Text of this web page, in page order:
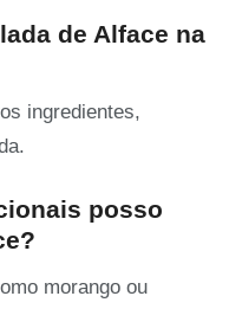
de Alface na
ingredientes,
posso
morango ou